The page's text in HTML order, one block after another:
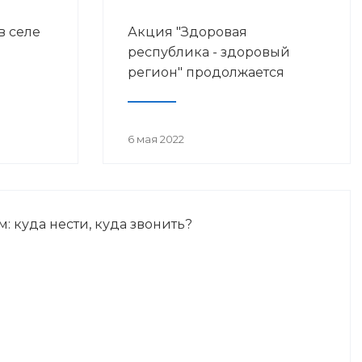
селе
Акция "Здоровая
республика - здоровый
регион" продолжается
6 мая 2022
куда нести, куда звонить?